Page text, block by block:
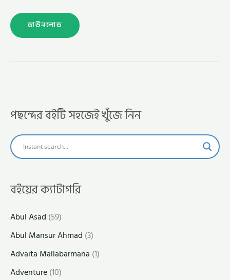
ডাউনলোড
পছন্দের বইটি সহজেই খুঁজে নিন
বইয়ের ক্যাটাগরি
Abul Asad (59)
Abul Mansur Ahmad (3)
Advaita Mallabarmana (1)
Adventure(10)